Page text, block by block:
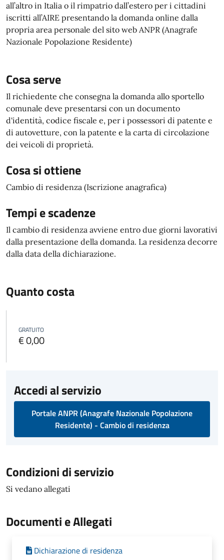
all’altro in Italia o il rimpatrio dall’estero per i cittadini
iscritti all’AIRE presentando la domanda online dalla
propria area personale del sito web ANPR (Anagrafe
Nazionale Popolazione Residente)
Cosa serve
Il richiedente che consegna la domanda allo sportello
comunale deve presentarsi con un documento
d'identità, codice fiscale e, per i possessori di patente e
di autovetture, con la patente e la carta di circolazione
dei veicoli di proprietà.
Cosa si ottiene
Cambio di residenza (Iscrizione anagrafica)
Tempi e scadenze
Il cambio di residenza avviene entro due giorni lavorativi
dalla presentazione della domanda. La residenza decorre
dalla data della dichiarazione.
Quanto costa
GRATUITO
€ 0,00
Accedi al servizio
Portale ANPR (Anagrafe Nazionale Popolazione
Residente) - Cambio di residenza
Condizioni di servizio
Si vedano allegati
Documenti e Allegati
Dichiarazione di residenza